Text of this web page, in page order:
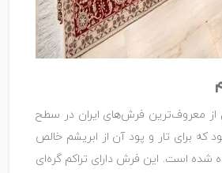
معروف‌ترین فرش‌های ایران در سطح
برای تار و پود آن از ابریشم خالص
شده است. این فرش دارای تراکم گره‌ای